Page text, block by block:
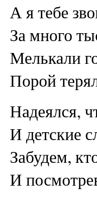
А я тебе
За много
Мелькали
Порой
Надеялся,
И детские
Забудем,
И